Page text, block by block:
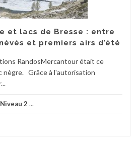
et lacs de Bresse : entre
et premiers airs d’été
RandosMercantour était ce
nègre. Grâce à l'autorisation
Niveau 2 ...